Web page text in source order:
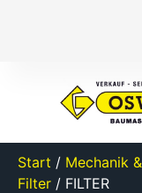
Start / Mechanik
Filter / FILTER